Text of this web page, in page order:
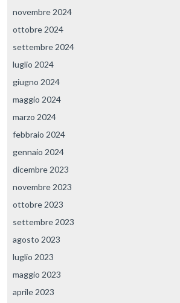
novembre 2024
ottobre 2024
settembre 2024
luglio 2024
giugno 2024
maggio 2024
marzo 2024
febbraio 2024
gennaio 2024
dicembre 2023
novembre 2023
ottobre 2023
settembre 2023
agosto 2023
luglio 2023
maggio 2023
aprile 2023